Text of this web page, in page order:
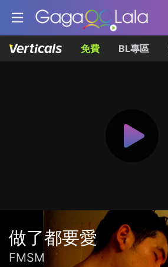
免費 BL專區
做了都要愛
FMSM